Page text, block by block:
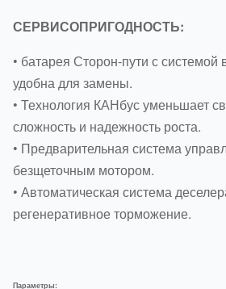
СЕРВИСОПРИГОДНОСТЬ:
• батарея Сторон-пути с системой
удобна для замены.
• Технология КАНбус уменьшает
сложность и надежность роста.
• Предварительная система
безщеточным мотором.
• Автоматическая система
регенеративное торможение.
Параметры: